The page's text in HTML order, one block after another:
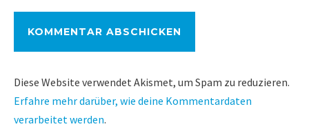
Diese Website verwendet Akismet, um Spam zu reduzieren.
Erfahre mehr darüber, wie deine Kommentardaten
verarbeitet werden.